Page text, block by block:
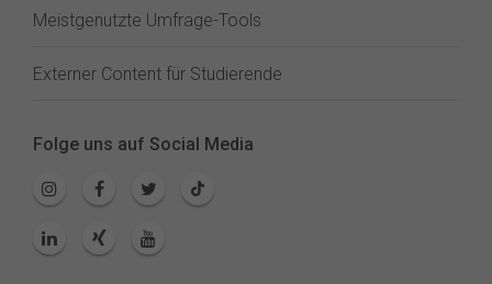
Meistgenutzte Umfrage-Tools
Externer Content für Studierende
Folge uns auf Social Media